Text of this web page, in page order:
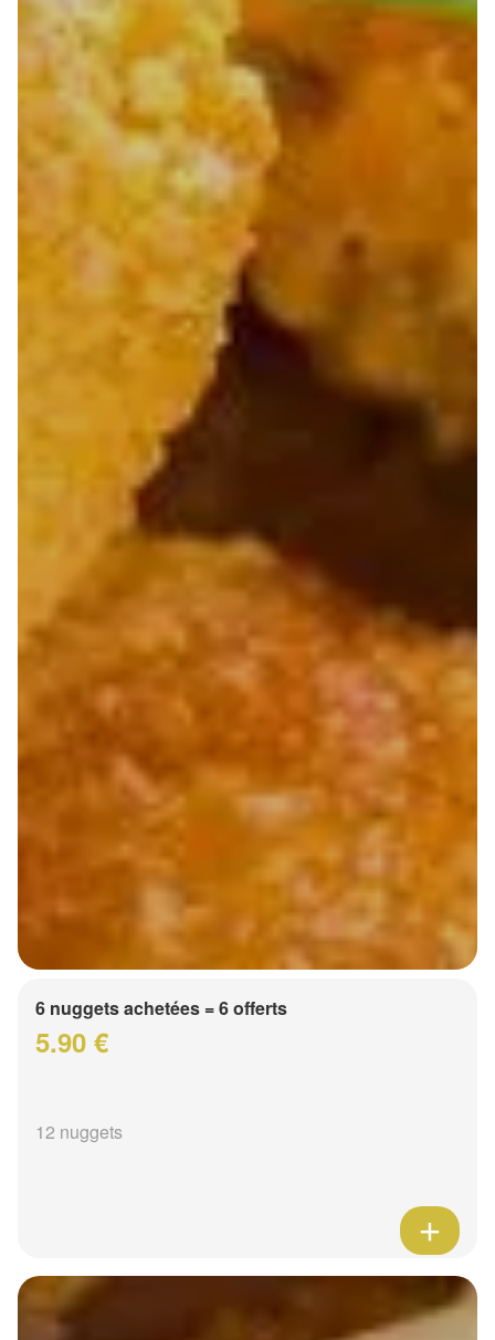
6 nuggets achetées = 6 offerts
5.90 €
12 nuggets